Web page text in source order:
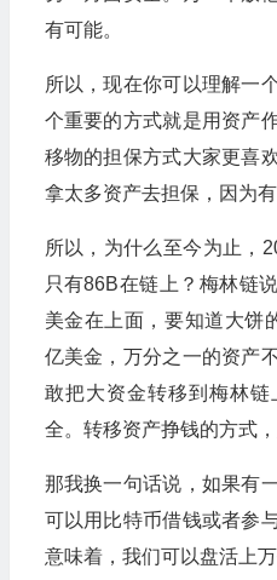
有可能。
所以，现在你可以理解一
个重要的方式就是用资产
移物的担保方式大家更喜
拿太多资产去担保，因为有
所以，为什么至今为止，
只有86B在链上？梅林链
美金在上面，要知道大饼
亿美金，万分之一的资产
敢把大资金转移到梅林
全。转移资产挣钱的方式
那我换一句话说，如果有
可以用比特币借钱或者参
意味着，我们可以盘活上